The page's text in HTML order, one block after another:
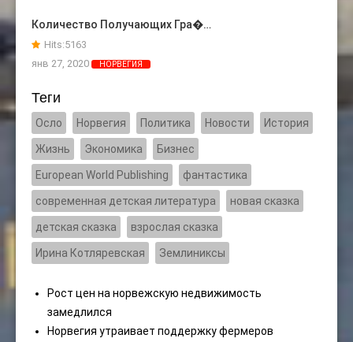
Количество Получающих Гра�…
Hits:5163
янв 27, 2020
НОРВЕГИЯ
Теги
Осло Норвегия Политика Новости История
Жизнь Экономика Бизнес
European World Publishing фантастика
современная детская литература новая сказка
детская сказка взрослая сказка
Ирина Котляревская Землиниксы
Рост цен на норвежскую недвижимость
замедлился
Норвегия утраивает поддержку фермеров